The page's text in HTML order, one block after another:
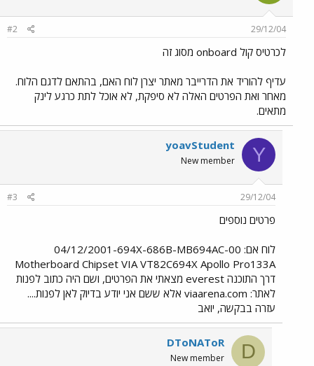
29/12/04
#2
לכרטיס קול onboard מסוג זה
עדיף להוריד את הדרייבר מאתר יצרן לוח האם, בהתאם לדגם הלוח.
מאחר ואת הפרטים האלה לא סיפקת, לא אוכל לתת כרגע לינק
מתאים.
Y
yoavStudent
New member
29/12/04
#3
פרטים נוספים
לוח אם: 04/12/2001-694X-686B-MB694AC-00
Motherboard Chipset VIA VT82C694X Apollo Pro133A
דרך התוכנה everest מצאתי את הפרטים, ושם היה כתוב לפנות
לאתר: viaarena.com אלא ששם אני יודע בדיוק לאן לפנות....
עזרה בבקשה, יואב
D
DToNAToR
New member